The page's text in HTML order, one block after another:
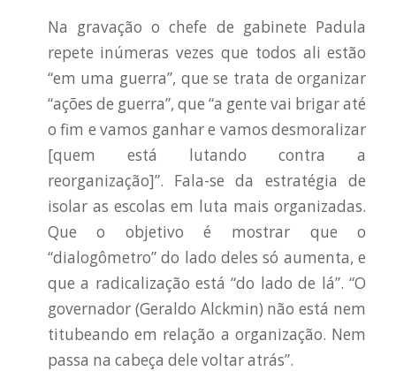
Na gravação o chefe de gabinete Padula
repete inúmeras vezes que todos ali estão
“em uma guerra”, que se trata de organizar
“ações de guerra”, que “a gente vai brigar até
o fim e vamos ganhar e vamos desmoralizar
[quem está lutando contra a
reorganização]”. Fala-se da estratégia de
isolar as escolas em luta mais organizadas.
Que o objetivo é mostrar que o
“dialogômetro” do lado deles só aumenta, e
que a radicalização está “do lado de lá”. “O
governador (Geraldo Alckmin) não está nem
titubeando em relação a organização. Nem
passa na cabeça dele voltar atrás”.